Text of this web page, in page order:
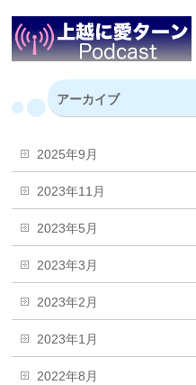
アーカイブ
2025年9月
2023年11月
2023年5月
2023年3月
2023年2月
2023年1月
2022年8月